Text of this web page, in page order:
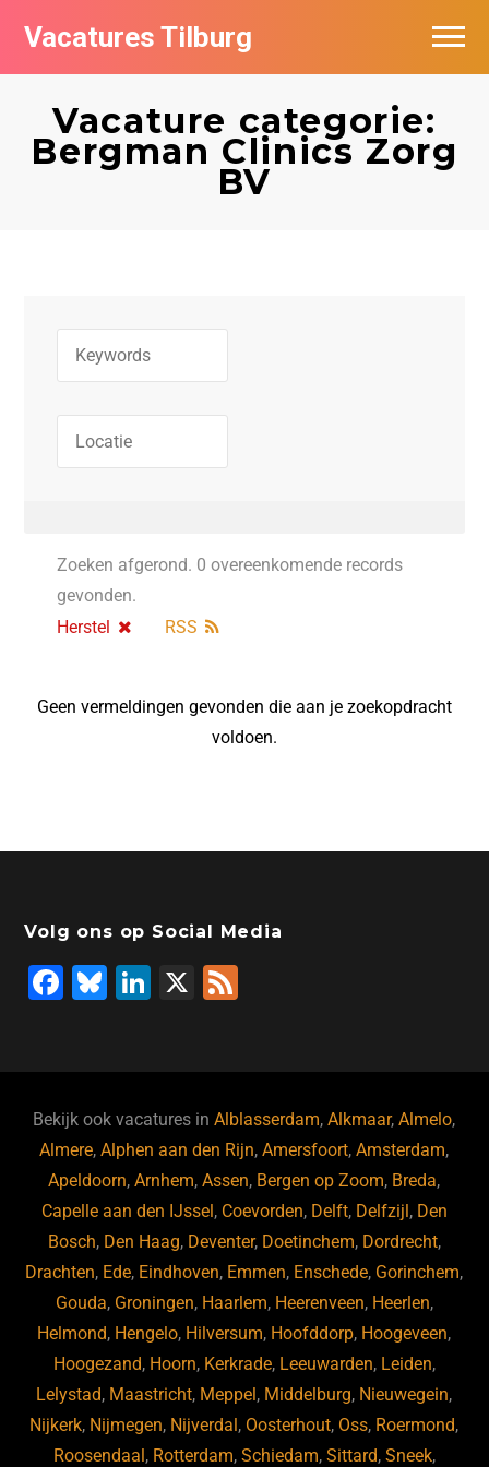
Vacatures Tilburg
Vacature categorie:
Bergman Clinics Zorg
BV
Zoeken afgerond. 0 overeenkomende records
gevonden.
Herstel
RSS
Geen vermeldingen gevonden die aan je zoekopdracht
voldoen.
Volg ons op Social Media
F
b
o
o
k
Bl
ky
Li
dI
n
X
Bekijk ook vacatures inAlblasserdam,Alkmaar,Almelo,
Almere,Alphen aan den Rijn,Amersfoort,Amsterdam,
Apeldoorn,Arnhem,Assen, Bergen op Zoom, Breda,
Capelle aan den IJssel , Coevorden, Delft, Delfzijl , Den
Bosch, Den Haag, Deventer, Doetinchem, Dordrecht,
Drachten, Ede, Eindhoven, Emmen, Enschede, Gorinchem,
Gouda, Groningen, Haarlem, Heerenveen, Heerlen,
Helmond, Hengelo, Hilversum, Hoofddorp, Hoogeveen,
Hoogezand, Hoorn, Kerkrade, Leeuwarden, Leiden,
Lelystad, Maastricht, Meppel , Middelburg, Nieuwegein,
Nijkerk, Nijmegen, Nijverdal , Oosterhout, Oss, Roermond,
Roosendaal , Rotterdam, Schiedam, Sittard, Sneek,
Vacatures per bedrijf
De populairste vacatures in Tilburg